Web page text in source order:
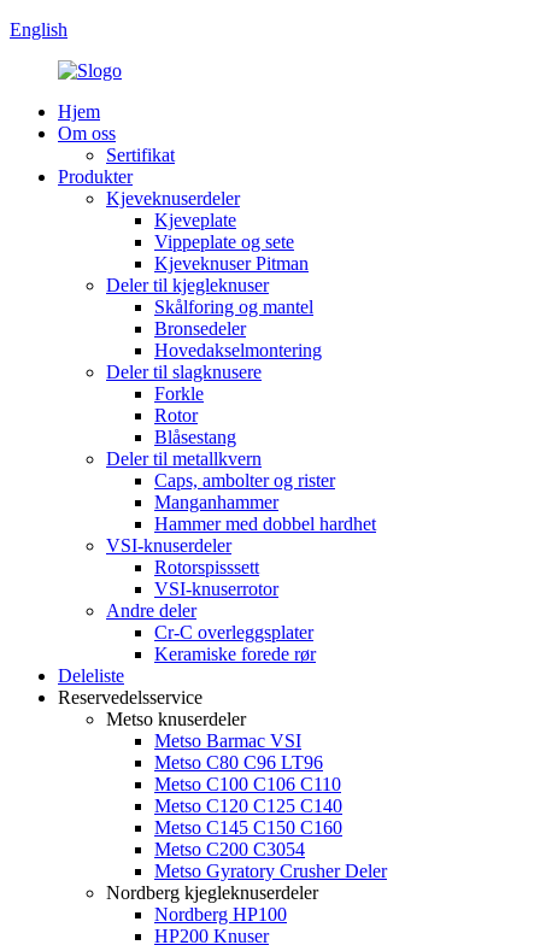
English
Hjem
Om oss
Sertifikat
Produkter
Kjeveknuserdeler
Kjeveplate
Vippeplate og sete
Kjeveknuser Pitman
Deler til kjegleknuser
Skålforing og mantel
Bronsedeler
Hovedakselmontering
Deler til slagknusere
Forkle
Rotor
Blåsestang
Deler til metallkvern
Caps, ambolter og rister
Manganhammer
Hammer med dobbel hardhet
VSI-knuserdeler
Rotorspisssett
VSI-knuserrotor
Andre deler
Cr-C overleggsplater
Keramiske forede rør
Deleliste
Reservedelsservice
Metso knuserdeler
Metso Barmac VSI
Metso C80 C96 LT96
Metso C100 C106 C110
Metso C120 C125 C140
Metso C145 C150 C160
Metso C200 C3054
Metso Gyratory Crusher Deler
Nordberg kjegleknuserdeler
Nordberg HP100
HP200 Knuser